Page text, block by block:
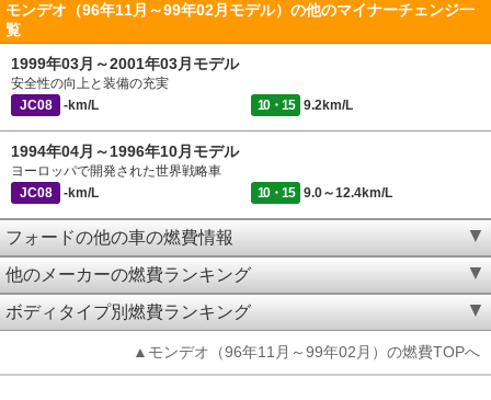
モンデオ（96年11月～99年02月モデル）の他のマイナーチェンジ一
覧
1999年03月～2001年03月モデル
安全性の向上と装備の充実
JC08
-km/L 10・15 9.2km/L
1994年04月～1996年10月モデル
ヨーロッパで開発された世界戦略車
JC08
-km/L 10・15 9.0～12.4km/L
フォードの他の車の燃費情報
他のメーカーの燃費ランキング
ボディタイプ別燃費ランキング
▲モンデオ（96年11月～99年02月）の燃費TOPへ